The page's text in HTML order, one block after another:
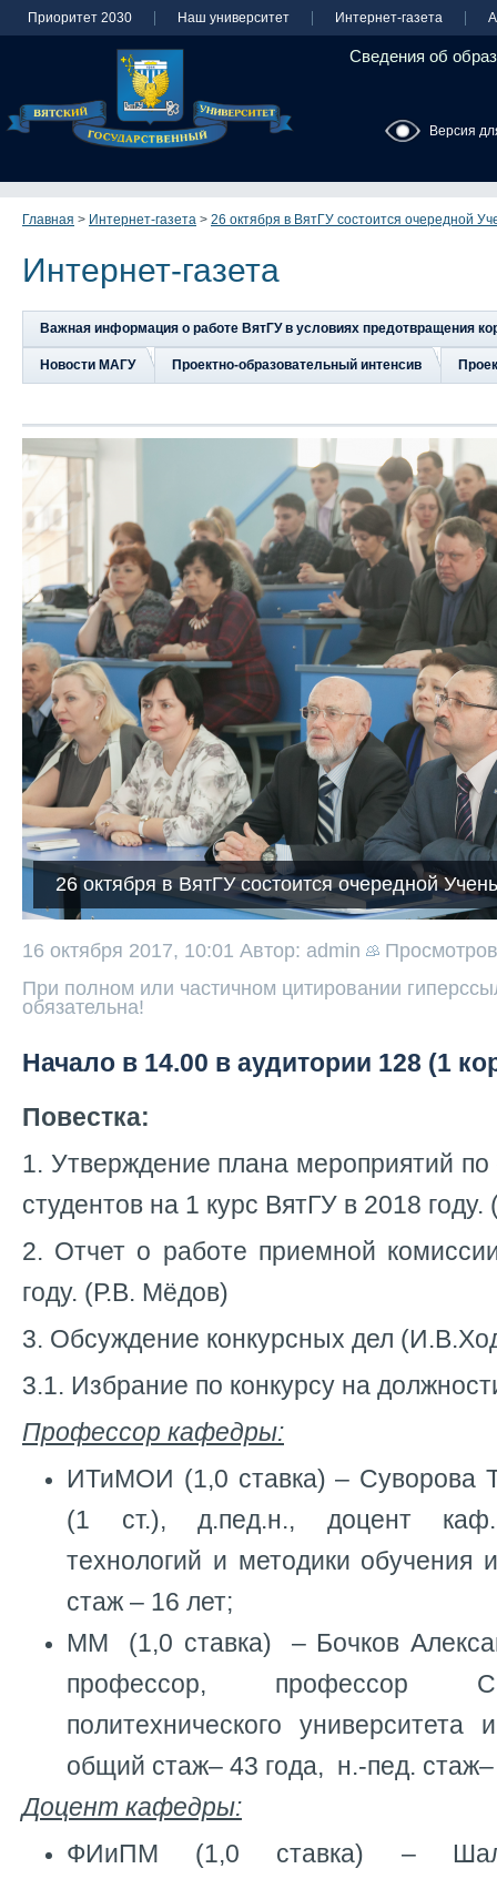
Приоритет 2030 Наш университет Интернет-газета
Сведения об
Версия
Главная > Интернет-газета > 26 октября в ВятГУ состоится очередной
Интернет-газета
Важная информация о работе ВятГУ в условиях предотвращения
Новости МАГУ Проектно-образовательный интенсив
26 октября в ВятГУ состоится очередной
16 октября 2017, 10:01 Автор: admin
При полном или частичном цитировании
обязательна!
Начало в 14.00 в аудитории 128 (1
Повестка:
1. Утверждение плана мероприятий
студентов на 1 курс ВятГУ в 2018
2. Отчет о работе приемной
году. (Р.В. Мёдов)
3. Обсуждение конкурсных дел
3.1. Избрание по конкурсу на
Профессор кафедры:
ИТиМОИ (1,0 ставка) – Суворова
(1 ст.), д.пед.н., доцент
технологий и методики обучения
стаж – 16 лет;
ММ (1,0 ставка) – Бочков
профессор, профессор
политехнического
общий стаж– 43 года, н.-пед. стаж–
Доцент кафедры:
ФИиПМ (1,0 ставка) –